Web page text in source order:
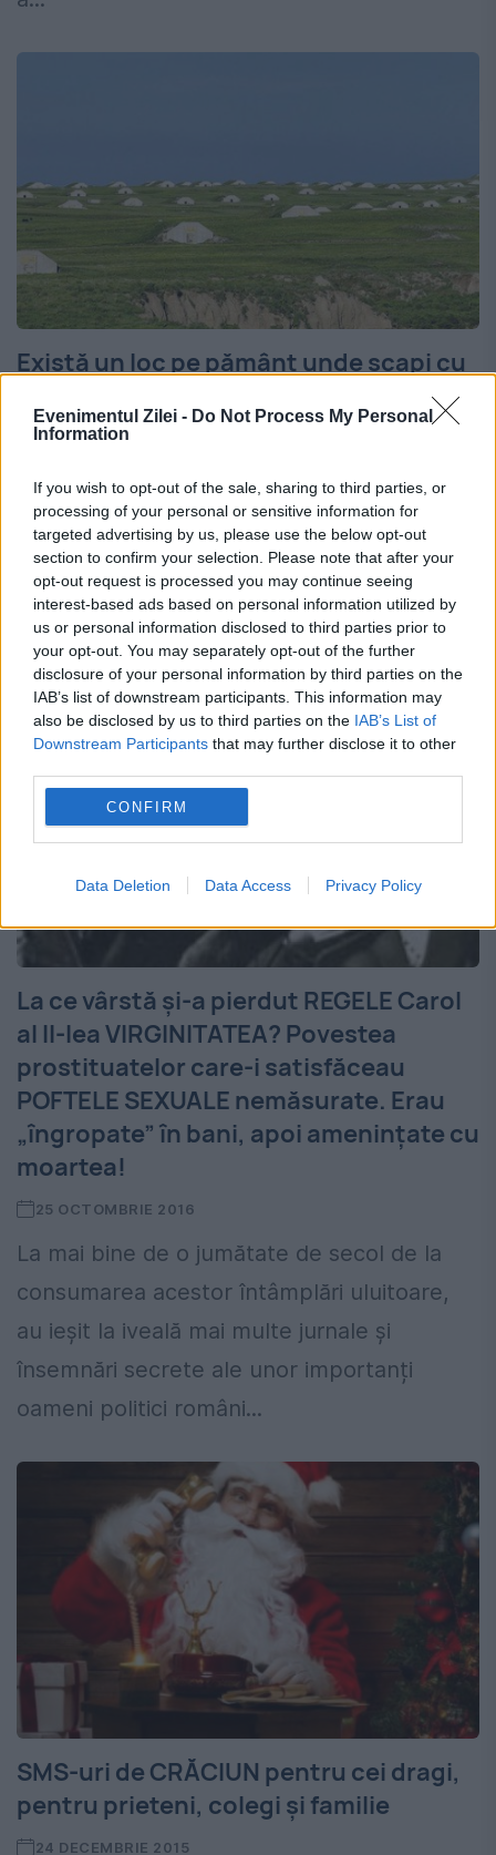
Evenimentul Zilei - Do Not Process My Personal
Information
If you wish to opt-out of the sale, sharing to third parties, or
processing of your personal or sensitive information for
targeted advertising by us, please use the below opt-out
section to confirm your selection. Please note that after your
opt-out request is processed you may continue seeing
interest-based ads based on personal information utilized by
us or personal information disclosed to third parties prior to
your opt-out. You may separately opt-out of the further
disclosure of your personal information by third parties on the
IAB’s list of downstream participants. This information may
also be disclosed by us to third parties on the IAB’s List of
Downstream Participants that may further disclose it to other
CONFIRM
Data Deletion Data Access Privacy Policy
Există un loc pe pământ unde scapi cu
12 IANUARIE 2017
Pentru cei 5.000 de locuitori ai celui mai
mare buncăr din lume, Sfârşitul Lumii nu
mai este un stres prea mare. Buncărul
Vivos Xpoint rezistă la explozia unei bombe
de...
La ce vârstă și-a pierdut REGELE Carol
al II-lea VIRGINITATEA? Povestea
prostituatelor care-i satisfăceau
POFTELE SEXUALE nemăsurate. Erau
„îngropate” în bani, apoi amenințate cu
moartea!
25 OCTOMBRIE 2016
La mai bine de o jumătate de secol de la
consumarea acestor întâmplări uluitoare,
au ieșit la iveală mai multe jurnale și
însemnări secrete ale unor importanți
oameni politici români...
SMS-uri de CRĂCIUN pentru cei dragi,
pentru prieteni, colegi şi familie
24 DECEMBRIE 2015